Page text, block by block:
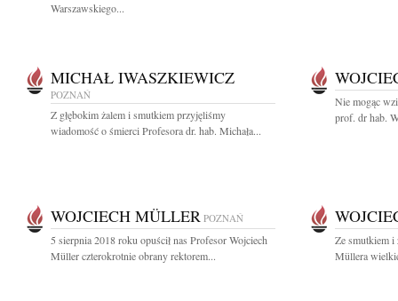
Warszawskiego...
MICHAŁ IWASZKIEWICZ
POZNAŃ
Z głębokim żalem i smutkiem przyjęliśmy
wiadomość o śmierci Profesora dr. hab. Michała...
Nie mogąc
prof. dr hab.
WOJCIECH MÜLLER POZNAŃ
5 sierpnia 2018 roku opuścił nas Profesor Wojciech
Müller czterokrotnie obrany rektorem...
Ze smutkiem i
Müllera